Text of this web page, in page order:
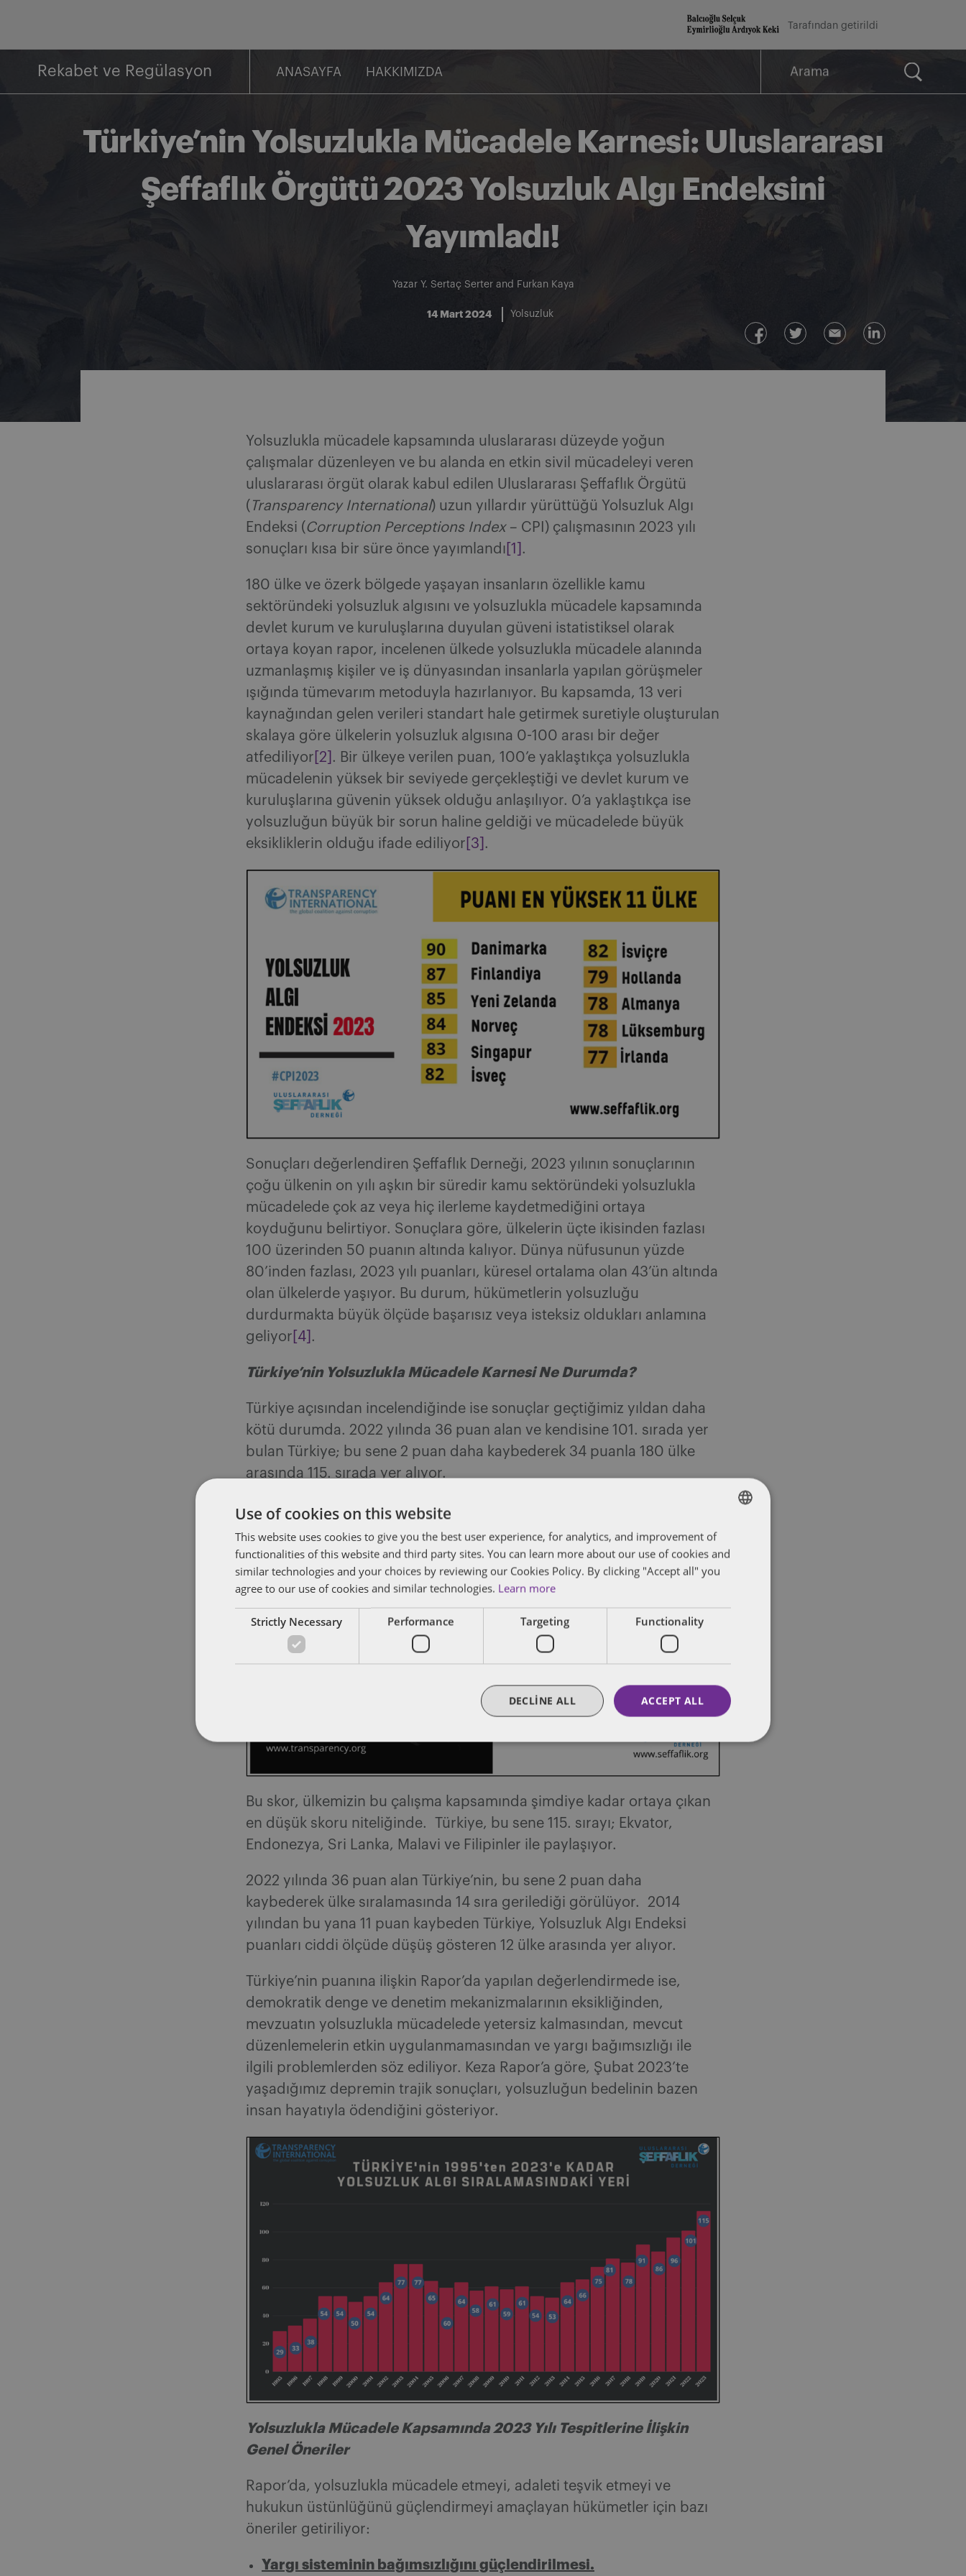
Tarafından getirildi
Rekabet ve Regülasyon ANASAYFA HAKKIMIZDA
Türkiye’nin Yolsuzlukla Mücadele Karnesi: Uluslararası
Şeffaflık Örgütü 2023 Yolsuzluk Algı Endeksini
Yayımladı!
Yazar Y. Sertaç Serterand Furkan Kaya
14 Mart 2024 Yolsuzluk
Yolsuzlukla mücadele kapsamında uluslararası düzeyde yoğun
çalışmalar düzenleyen ve bu alanda en etkin sivil mücadeleyi veren
uluslararası örgüt olarak kabul edilen Uluslararası Şeffaflık Örgütü
( Transparency International) uzun yıllardır yürüttüğü Yolsuzluk Algı
Endeksi ( Corruption Perceptions Index– CPI) çalışmasının 2023 yılı
sonuçları kısa bir süre önce yayımlandı [1] .
180 ülke ve özerk bölgede yaşayan insanların özellikle kamu
sektöründeki yolsuzluk algısını ve yolsuzlukla mücadele kapsamında
devlet kurum ve kuruluşlarına duyulan güveni istatistiksel olarak
ortaya koyan rapor, incelenen ülkede yolsuzlukla mücadele alanında
uzmanlaşmış kişiler ve iş dünyasından insanlarla yapılan görüşmeler
ışığında tümevarım metoduyla hazırlanıyor. Bu kapsamda, 13 veri
kaynağından gelen verileri standart hale getirmek suretiyle oluşturulan
skalaya göre ülkelerin yolsuzluk algısına 0-100 arası bir değer
atfediliyor [2] . Bir ülkeye verilen puan, 100’e yaklaştıkça yolsuzlukla
mücadelenin yüksek bir seviyede gerçekleştiği ve devlet kurum ve
kuruluşlarına güvenin yüksek olduğu anlaşılıyor. 0’a yaklaştıkça ise
yolsuzluğun büyük bir sorun haline geldiği ve mücadelede büyük
eksikliklerin olduğu ifade ediliyor [3] .
Sonuçları değerlendiren Şeffaflık Derneği, 2023 yılının sonuçlarının
çoğu ülkenin on yılı aşkın bir süredir kamu sektöründeki yolsuzlukla
mücadelede çok az veya hiç ilerleme kaydetmediğini ortaya
koyduğunu belirtiyor. Sonuçlara göre, ülkelerin üçte ikisinden fazlası
100 üzerinden 50 puanın altında kalıyor. Dünya nüfusunun yüzde
80’inden fazlası, 2023 yılı puanları, küresel ortalama olan 43’ün altında
olan ülkelerde yaşıyor. Bu durum, hükümetlerin yolsuzluğu
durdurmakta büyük ölçüde başarısız veya isteksiz oldukları anlamına
geliyor [4] .
Türkiye’nin Yolsuzlukla Mücadele Karnesi Ne Durumda?
Türkiye açısından incelendiğinde ise sonuçlar geçtiğimiz yıldan daha
kötü durumda. 2022 yılında 36 puan alan ve kendisine 101. sırada yer
bulan Türkiye; bu sene 2 puan daha kaybederek 34 puanla 180 ülke
arasında 115. sırada yer alıyor.
Bu skor, ülkemizin bu çalışma kapsamında şimdiye kadar ortaya çıkan
en düşük skoru niteliğinde. Türkiye, bu sene 115. sırayı; Ekvator,
Endonezya, Sri Lanka, Malavi ve Filipinler ile paylaşıyor.
2022 yılında 36 puan alan Türkiye’nin, bu sene 2 puan daha
kaybederek ülke sıralamasında 14 sıra gerilediği görülüyor. 2014
yılından bu yana 11 puan kaybeden Türkiye, Yolsuzluk Algı Endeksi
puanları ciddi ölçüde düşüş gösteren 12 ülke arasında yer alıyor.
Türkiye’nin puanına ilişkin Rapor’da yapılan değerlendirmede ise,
demokratik denge ve denetim mekanizmalarının eksikliğinden,
mevzuatın yolsuzlukla mücadelede yetersiz kalmasından, mevcut
düzenlemelerin etkin uygulanmamasından ve yargı bağımsızlığı ile
ilgili problemlerden söz ediliyor. Keza Rapor’a göre, Şubat 2023’te
yaşadığımız depremin trajik sonuçları, yolsuzluğun bedelinin bazen
insan hayatıyla ödendiğini gösteriyor.
Yolsuzlukla Mücadele Kapsamında 2023 Yılı Tespitlerine İlişkin
Genel Öneriler
Rapor’da, yolsuzlukla mücadele etmeyi, adaleti teşvik etmeyi ve
hukukun üstünlüğünü güçlendirmeyi amaçlayan hükümetler için bazı
öneriler getiriliyor:
Yargı sisteminin bağımsızlığını güçlendirilmesi.
ENGLISH
FRENCH
Use of cookies on this website
This website uses cookies to give you the best user experience, for analytics, and improvement of
functionalities of this website and third party sites. You can learn more about our use of cookies and
similar technologies and your choices by reviewing our Cookies Policy. By clicking "Accept all" you
agree to our use of cookies and similar technologies. Learn more
Strictly Necessary Performance Targeting Functionality
ACCEPT ALL
DECLINE ALL